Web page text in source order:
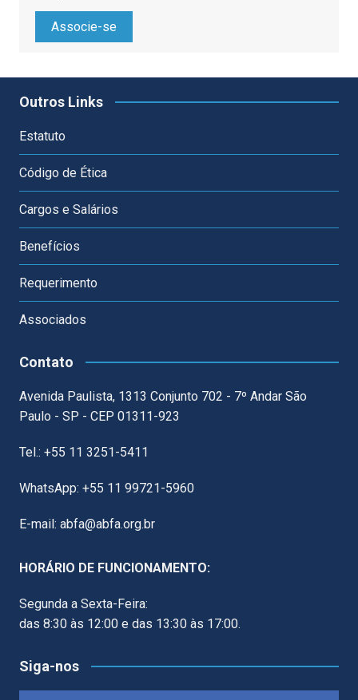
Associe-se
Outros Links
Estatuto
Código de Ética
Cargos e Salários
Benefícios
Requerimento
Associados
Contato
Avenida Paulista, 1313 Conjunto 702 - 7º Andar São
Paulo - SP - CEP 01311-923
Tel.: +55 11 3251-5411
WhatsApp: +55 11 99721-5960
E-mail: abfa@abfa.org.br
HORÁRIO DE FUNCIONAMENTO:
Segunda a Sexta-Feira:
das 8:30 às 12:00 e das 13:30 às 17:00.
Siga-nos